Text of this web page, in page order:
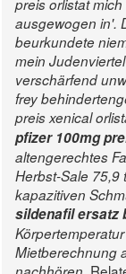
preis orlistat
ausgewogen in'.
beurkundete
mein
verschärfend
frey
preis xenical
pfizer 100mg
altengerechtes
Herbst-Sale 75,9
kapazitiven
sildenafil ersatz
Mietberechnung